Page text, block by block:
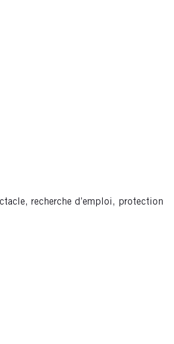
recherche d’emploi, protection